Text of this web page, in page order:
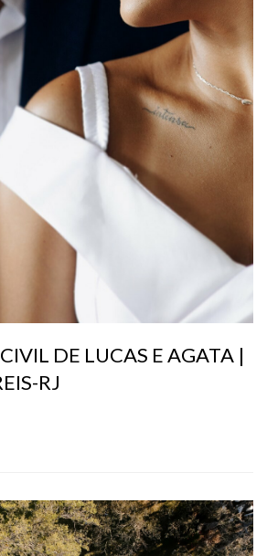
DE LUCAS E AGATA |
RJ